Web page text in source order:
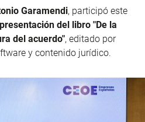
Garamendi, participó este
presentación del libro "De la
del acuerdo", editado por
y contenido jurídico.